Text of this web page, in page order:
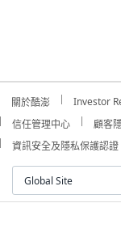
關於酷澎 Investor
信任管理中心
顧客
資訊安全及隱私保護認證
Global Site